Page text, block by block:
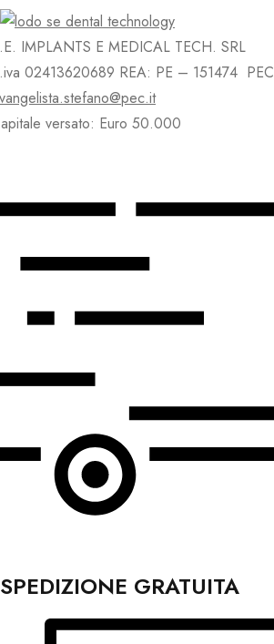
IMPLANTS E MEDICAL TECH. SRL
02413620689 REA: PE – 151474 PEC
versato: Euro 50.000
SPEDIZIONE GRATUITA